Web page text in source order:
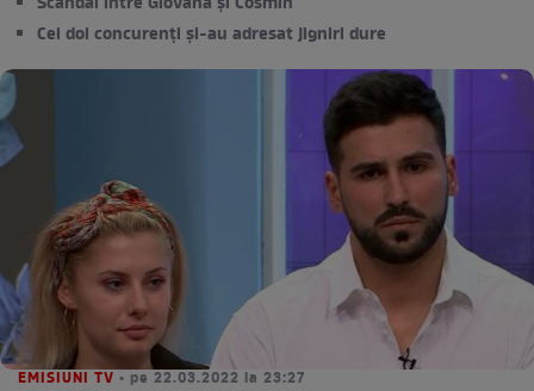
Cei doi concurenți și-au adresat jigniri dure
EMISIUNI TV • pe 22.03.2022 la 23:27